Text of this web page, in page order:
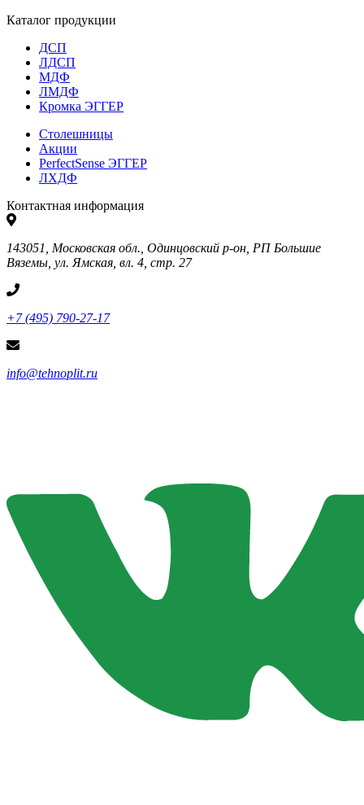
Каталог продукции
ДСП
ЛДСП
МДФ
ЛМДФ
Кромка ЭГГЕР
Столешницы
Акции
PerfectSense ЭГГЕР
ЛХДФ
Контактная информация
143051, Московская обл., Одинцовский р-он, РП Большие
Вяземы, ул. Ямская, вл. 4, стр. 27
+7 (495) 790-27-17
info@tehnoplit.ru